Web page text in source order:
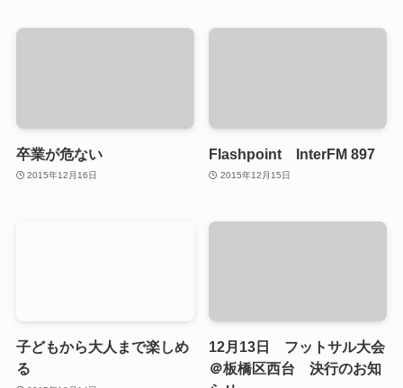
卒業が危ない
2015年12月16日
Flashpoint InterFM 897
2015年12月15日
子どもから大人まで楽しめ
る
12月13日 フットサル大会
＠板橋区西台 決行のお知